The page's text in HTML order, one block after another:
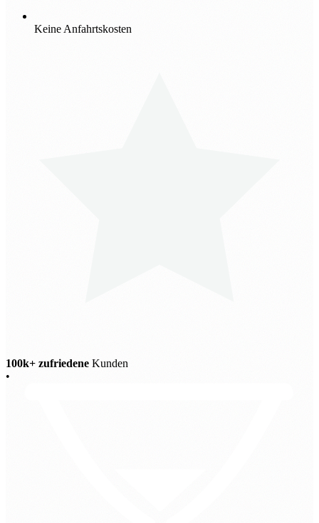
Keine Anfahrtskosten
100k+ zufriedene Kunden
•